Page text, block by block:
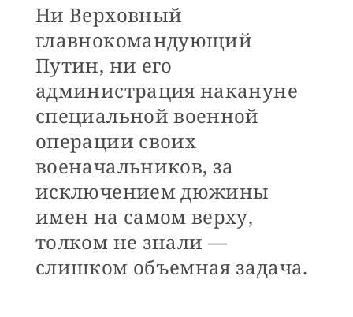
Ни Верховный
главнокомандующий
Путин, ни его
администрация накануне
специальной военной
операции своих
военачальников, за
исключением дюжины
имен на самом верху,
толком не знали —
слишком объемная задача.